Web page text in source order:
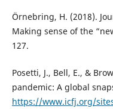
Örnebring, H. (2018).
Making sense of the
127.
Posetti, J., Bell, E., &
pandemic: A global
https://www.icfj.org/